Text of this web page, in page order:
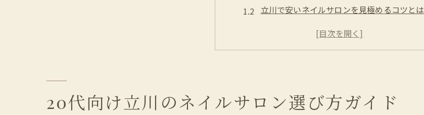
立川で安いネイルサロンを見極めるコツとは
初めてのネイルサロン体験で失敗しない方法
立川駅周辺のネイルサロン人気の理由を解説
20代向け立川のネイルサロン選び方ガイド